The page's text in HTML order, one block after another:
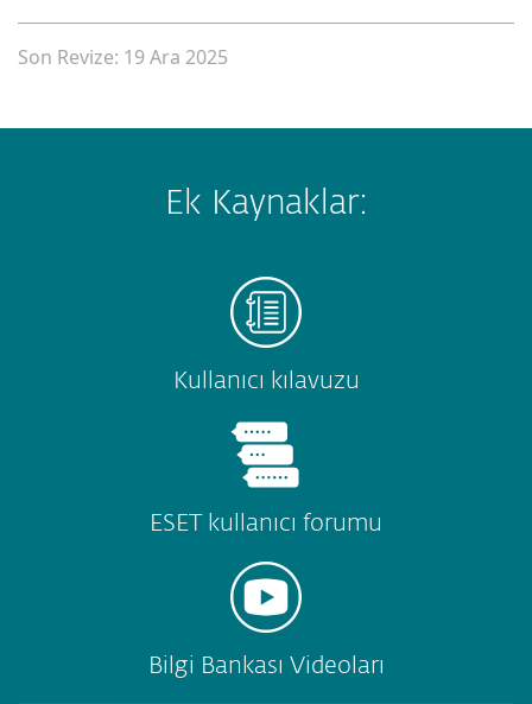
Son Revize: 19 Ara 2025
Ek Kaynaklar:
Kullanıcı kılavuzu
ESET kullanıcı forumu
Bilgi Bankası Videoları